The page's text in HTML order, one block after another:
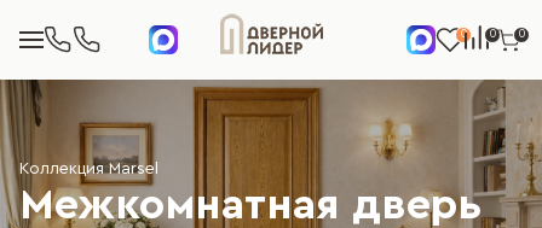
0 0 0
Коллекция Marsel
Межкомнатная дверь